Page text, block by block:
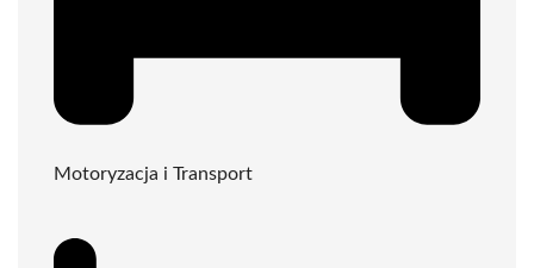
Motoryzacja i Transport